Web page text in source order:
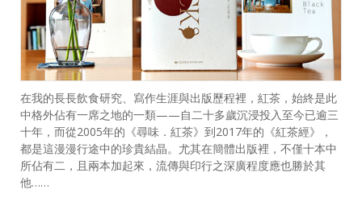
在我的長長飲食研究、寫作生涯與出版歷程裡，紅茶，始終是此
中格外佔有一席之地的一類——自二十多歲沉浸投入至今已逾三
十年，而從2005年的《尋味．紅茶》到2017年的《紅茶經》，
都是這漫漫行途中的珍貴結晶。尤其在簡體出版裡，不僅十本中
所佔有二，且兩本加起來，流傳與印行之深廣程度應也勝於其
他……